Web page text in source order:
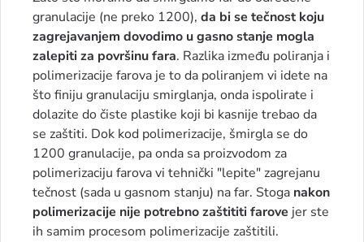
granulacije (ne preko 1200), da bi se tečnost koju
zagrejavanjem dovodimo u gasno stanje mogla
zalepiti za površinu fara. Razlika između poliranja i
polimerizacije farova je to da poliranjem vi idete na
što finiju granulaciju smirglanja, onda ispolirate i
dolazite do čiste plastike koji bi kasnije trebao da
se zaštiti. Dok kod polimerizacije, šmirgla se do
1200 granulacije, pa onda sa proizvodom za
polimerizaciju farova vi tehnički "lepite" zagrejanu
tečnost (sada u gasnom stanju) na far. Stoga nakon
polimerizacije nije potrebno zaštititi farove jer ste
ih samim procesom polimerizacije zaštitili.